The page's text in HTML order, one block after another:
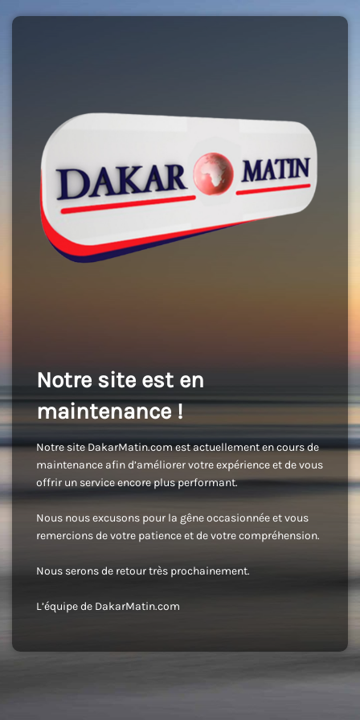
Notre site est en
maintenance !
Notre site DakarMatin.com est actuellement en cours de
maintenance afin d’améliorer votre expérience et de vous
offrir un service encore plus performant.
Nous nous excusons pour la gêne occasionnée et vous
remercions de votre patience et de votre compréhension.
Nous serons de retour très prochainement.
L’équipe de DakarMatin.com